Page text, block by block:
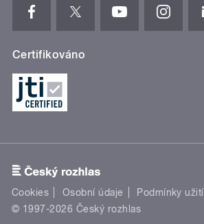
Certifikováno
Cookies Osobní údaje Podmínky užití
© 1997-2026 Český rozhlas